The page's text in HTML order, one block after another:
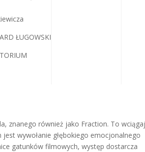
ŁUGOWSKI
​​znanego również jako Fraction. To
wywołanie głębokiego emocjonalnego
gatunków filmowych, występ dostarcza